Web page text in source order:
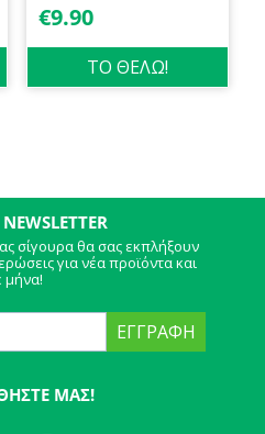
€9.90
ΤΟ ΘΕΛΩ!
σίγουρα θα σας εκπλήξουν
για νέα προϊόντα και
μήνα!
ΕΓΓΡΑΦΉ
ΜΑΣ!